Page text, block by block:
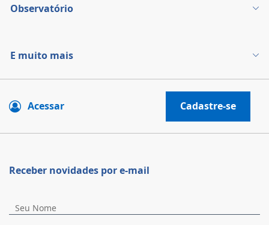
Observatório
E muito mais
Acessar Cadastre-se
Receber novidades por e-mail